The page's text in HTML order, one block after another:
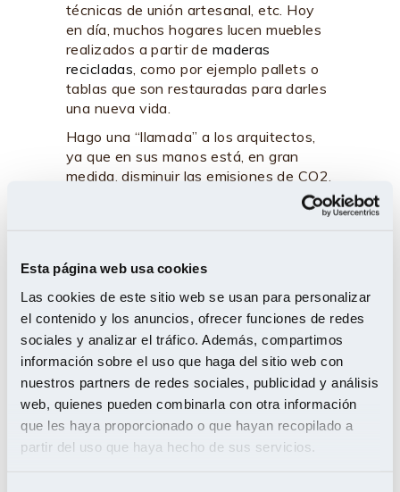
Esta página web usa cookies
Las cookies de este sitio web se usan para personalizar
el contenido y los anuncios, ofrecer funciones de redes
sociales y analizar el tráfico. Además, compartimos
información sobre el uso que haga del sitio web con
nuestros partners de redes sociales, publicidad y análisis
web, quienes pueden combinarla con otra información
que les haya proporcionado o que hayan recopilado a
partir del uso que haya hecho de sus servicios.
técnicas de unión artesanal, etc. Hoy
en día, muchos hogares lucen muebles
realizados a partir de maderas
recicladas, como por ejemplo pallets o
tablas que son restauradas para darles
una nueva vida.
Hago una “llamada” a los arquitectos,
ya que en sus manos está, en gran
medida, disminuir las emisiones de CO2.
Jesús del Ser Maderas
Related Posts